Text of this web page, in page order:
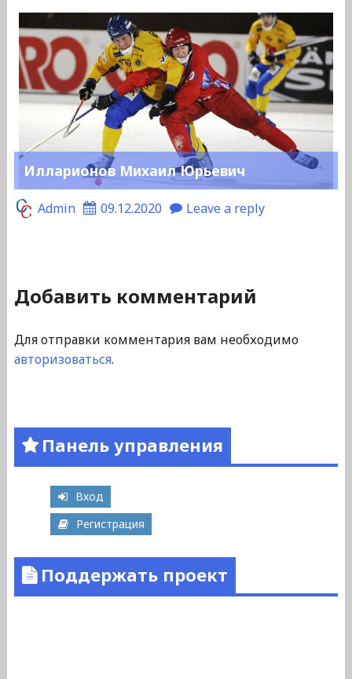
Илларионов Михаил Юрьевич
Admin 09.12.2020 Leave a reply
Добавить комментарий
Для отправки комментария вам необходимо
авторизоваться.
Панель управления
Вход
Регистрация
Поддержать проект